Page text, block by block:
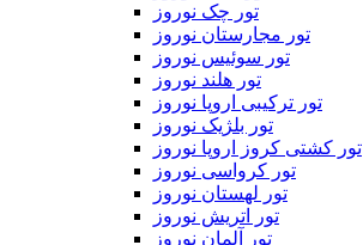
تور چک نوروز
تور مجارستان نوروز
تور سوئیس نوروز
تور هلند نوروز
تور ترکیبی اروپا نوروز
تور بلژیک نوروز
تور کشتی کروز اروپا نوروز
تور کرواسی نوروز
تور لهستان نوروز
تور اتریش نوروز
تور آلمان نوروز